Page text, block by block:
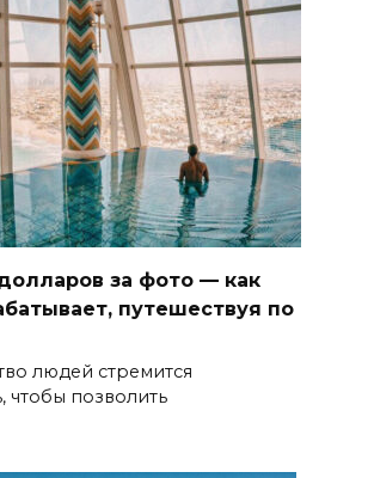
за фото — как
путешествуя по
людей стремится
чтобы позволить